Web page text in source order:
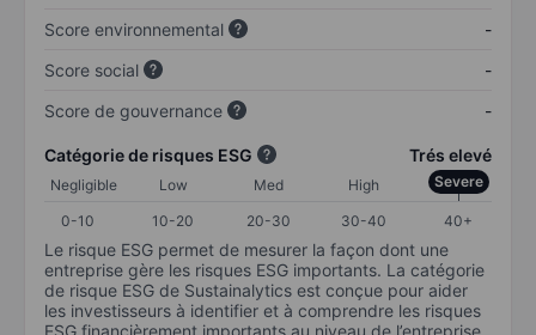
Score environnemental
-
Score social
-
Score de gouvernance
-
Catégorie de risques ESG Trés elevé
Negligible Low Med High Severe
0-10 10-20 20-30 30-40 40+
Le risque ESG permet de mesurer la façon dont une
entreprise gère les risques ESG importants. La catégorie
de risque ESG de Sustainalytics est conçue pour aider
les investisseurs à identifier et à comprendre les risques
ESG financièrement importants au niveau de l’entreprise